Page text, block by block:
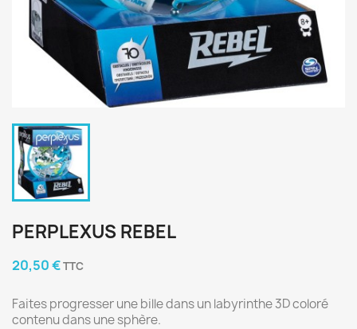
PERPLEXUS REBEL
20,50 €TTC
Faites progresser une bille dans un labyrinthe 3D coloré
contenu dans une sphère.